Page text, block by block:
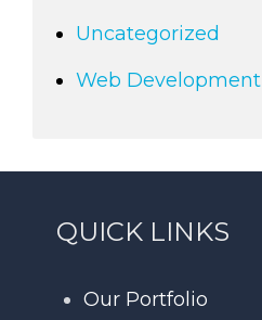
Uncategorized
Web Development
QUICK LINKS
Our Portfolio